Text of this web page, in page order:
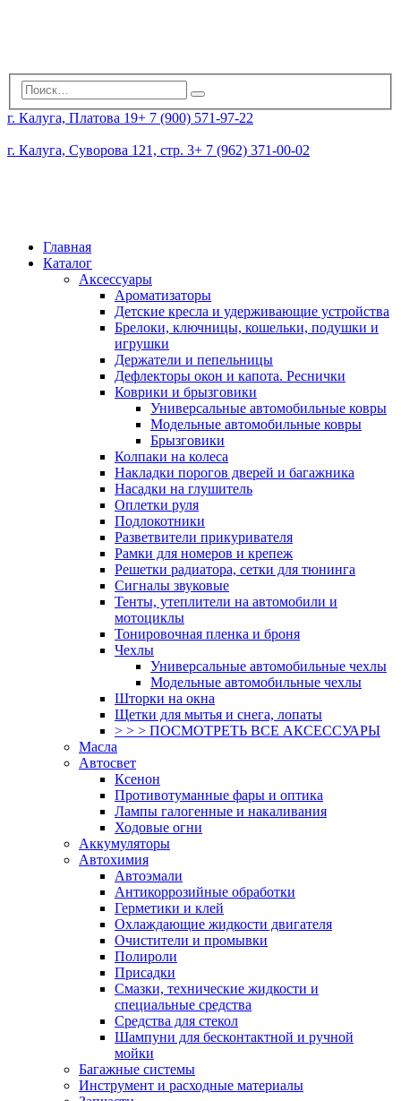
г. Калуга, Платова 19+ 7 (900) 571-97-22
г. Калуга, Суворова 121, стр. 3+ 7 (962) 371-00-02
Главная
Каталог
Аксессуары
Ароматизаторы
Детские кресла и удерживающие устройства
Брелоки, ключницы, кошельки, подушки и
игрушки
Держатели и пепельницы
Дефлекторы окон и капота. Реснички
Коврики и брызговики
Универсальные автомобильные ковры
Модельные автомобильные ковры
Брызговики
Колпаки на колеса
Накладки порогов дверей и багажника
Насадки на глушитель
Оплетки руля
Подлокотники
Разветвители прикуривателя
Рамки для номеров и крепеж
Решетки радиатора, сетки для тюнинга
Сигналы звуковые
Тенты, утеплители на автомобили и
мотоциклы
Тонировочная пленка и броня
Чехлы
Универсальные автомобильные чехлы
Модельные автомобильные чехлы
Шторки на окна
Щетки для мытья и снега, лопаты
> > > ПОСМОТРЕТЬ ВСЕ АКСЕССУАРЫ
Масла
Автосвет
Ксенон
Противотуманные фары и оптика
Лампы галогенные и накаливания
Ходовые огни
Аккумуляторы
Автохимия
Автоэмали
Антикоррозийные обработки
Герметики и клей
Охлаждающие жидкости двигателя
Очистители и промывки
Полироли
Присадки
Смазки, технические жидкости и
специальные средства
Средства для стекол
Шампуни для бесконтактной и ручной
мойки
Багажные системы
Инструмент и расходные материалы